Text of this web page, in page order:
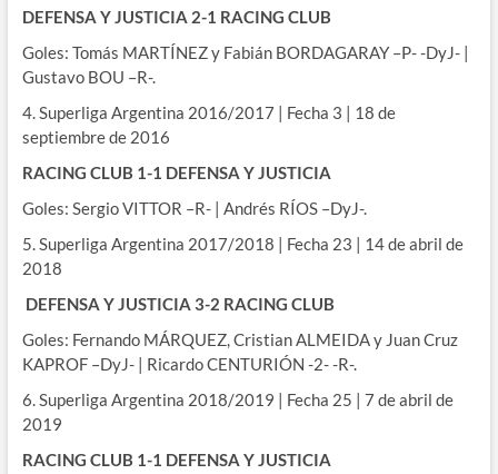
DEFENSA Y JUSTICIA 2-1 RACING CLUB
Goles: Tomás MARTÍNEZ y Fabián BORDAGARAY –P- -DyJ- |
Gustavo BOU –R-.
4. Superliga Argentina 2016/2017 | Fecha 3 | 18 de
septiembre de 2016
RACING CLUB 1-1 DEFENSA Y JUSTICIA
Goles: Sergio VITTOR –R- | Andrés RÍOS –DyJ-.
5. Superliga Argentina 2017/2018 | Fecha 23 | 14 de abril de
2018
DEFENSA Y JUSTICIA 3-2 RACING CLUB
Goles: Fernando MÁRQUEZ, Cristian ALMEIDA y Juan Cruz
KAPROF –DyJ- | Ricardo CENTURIÓN -2- -R-.
6. Superliga Argentina 2018/2019 | Fecha 25 | 7 de abril de
2019
RACING CLUB 1-1 DEFENSA Y JUSTICIA